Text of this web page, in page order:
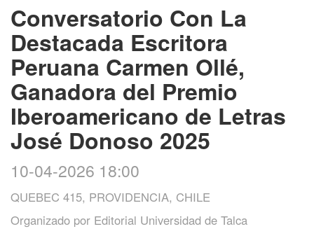
Conversatorio Con La
Destacada Escritora
Peruana Carmen Ollé,
Ganadora del Premio
Iberoamericano de Letras
José Donoso 2025
10-04-2026 18:00
QUEBEC 415, PROVIDENCIA, CHILE
Organizado por Editorial Universidad de Talca